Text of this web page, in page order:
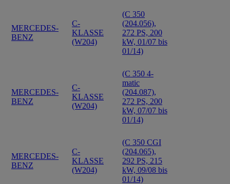
MERCEDES-
BENZ
C-
KLASSE
(W204)
(C 350
(204.056),
272 PS, 200
kW, 01/07 bis
01/14)
MERCEDES-
BENZ
C-
KLASSE
(W204)
(C 350 4-
matic
(204.087),
272 PS, 200
kW, 07/07 bis
01/14)
MERCEDES-
BENZ
C-
KLASSE
(W204)
(C 350 CGI
(204.065),
292 PS, 215
kW, 09/08 bis
01/14)